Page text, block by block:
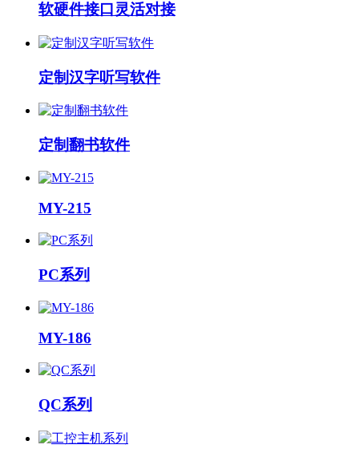
软硬件接口灵活对接
定制汉字听写软件
定制翻书软件
MY-215
PC系列
MY-186
QC系列